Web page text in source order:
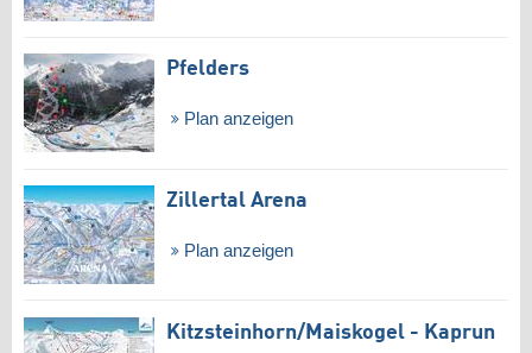
Pfelders
Plan anzeigen
Zillertal Arena
Plan anzeigen
Kitzsteinhorn/​Maiskogel - Kaprun